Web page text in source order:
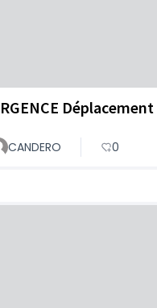
Déplacement
CANDERO 0